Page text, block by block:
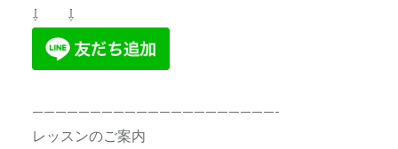
⇩ ⇩
—————————————————————-
レッスンのご案内